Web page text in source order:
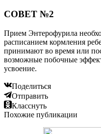
СОВЕТ №2
Прием Энтерофурила
расписанием кормления
принимают во время или
возможные побочные
усвоение.
Поделиться
Отправить
Класснуть
Похожие публикации